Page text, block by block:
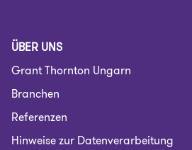
ÜBER UNS
Grant Thornton Ungarn
Branchen
Referenzen
Hinweise zur Datenverarbeitung